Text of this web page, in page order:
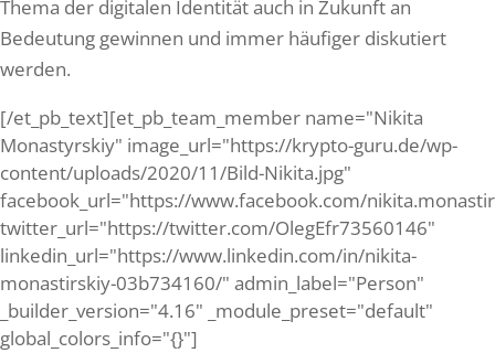
Thema der digitalen Identität auch in Zukunft an
Bedeutung gewinnen und immer häufiger diskutiert
werden.
[/et_pb_text][et_pb_team_member name="Nikita
Monastyrskiy" image_url="https://krypto-guru.de/wp-
content/uploads/2020/11/Bild-Nikita.jpg"
facebook_url="https://www.facebook.com/
twitter_url="https://twitter.com/OlegEfr73560146"
linkedin_url="https://www.linkedin.com/in/nikita-
monastirskiy-03b734160/" admin_label="Person"
_builder_version="4.16" _module_preset="default"
global_colors_info="{}"]